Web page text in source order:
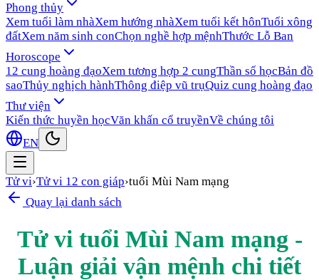
Phong thủy
Xem tuổi làm nhàXem hướng nhàXem tuổi kết hônTuổi xông
đấtXem năm sinh conChọn nghề hợp mệnhThước Lỗ Ban
Horoscope
12 cung hoàng đạoXem tương hợp 2 cungThần số họcBản đồ
saoThủy nghịch hànhThông điệp vũ trụQuiz cung hoàng đạo
Thư viện
Kiến thức huyền họcVăn khấn cổ truyềnVề chúng tôi
EN
Tử vi›Tử vi 12 con giáp›tuổi Mùi Nam mạng
Quay lại danh sách
Tử vi tuổi Mùi Nam mạng -
Luận giải vận mệnh chi tiết